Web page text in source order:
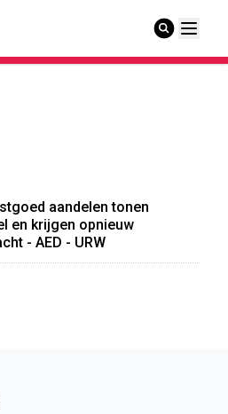
aandelen tonen
en krijgen opnieuw
- AED - URW